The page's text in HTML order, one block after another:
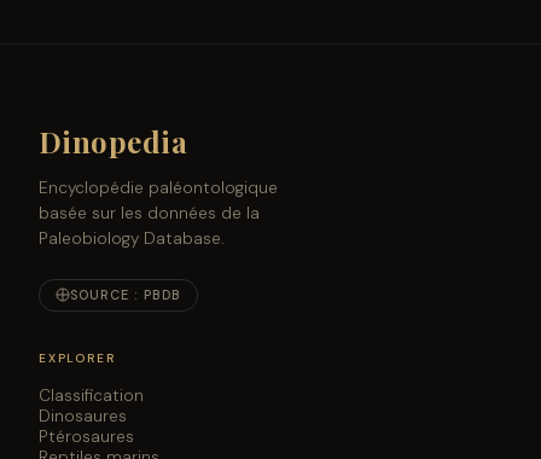
Dinopedia
Encyclopédie paléontologique
basée sur les données de la
Paleobiology Database.
SOURCE : PBDB
EXPLORER
Classification
Dinosaures
Ptérosaures